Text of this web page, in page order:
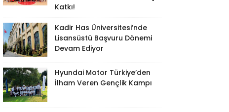
Katkı!
Kadir Has Üniversitesi’nde
Lisansüstü Başvuru Dönemi
Devam Ediyor
Hyundai Motor Türkiye’den
İlham Veren Gençlik Kampı